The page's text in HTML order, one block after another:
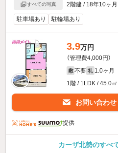
すべての写真
2階建 / 18年10ヶ
駐車場あり 駐輪場あり
3.9万円
（管理費4,000円）
敷 不要 礼 1.0ヶ月
1階 / 1LDK / 45.0㎡
お問い合わせ
提供
カーザ北勢のすべ